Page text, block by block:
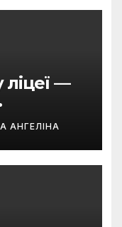
—
АНГЕЛІНА